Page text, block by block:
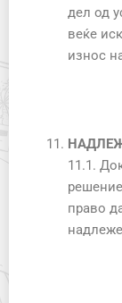
дел од
веќе
износ
11.1.
право